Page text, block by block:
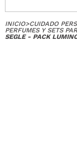
INICIO>CUIDADO
PERFUMES Y SETS
SEGLE - PACK